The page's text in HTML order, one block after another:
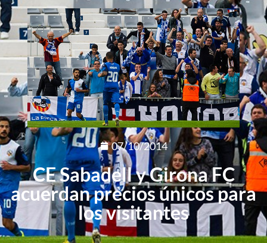
07/10/2014
CE Sabadell y Girona FC
acuerdan precios únicos para
los visitantes